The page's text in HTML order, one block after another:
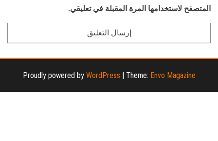
المتصفح لاستخدامها المرة المقبلة في تعليقي.
Proudly powered by WordPress | Theme: Envo Magazine